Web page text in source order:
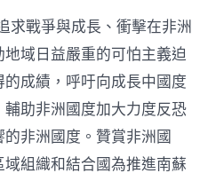
求戰爭與成長、衝擊在非洲
域日益嚴重的可怕主義迫
成績，呼吁向成長中國度
助非洲國度加大力度反恐
非洲國度。贊賞非洲國
組織和結合國為推進南蘇